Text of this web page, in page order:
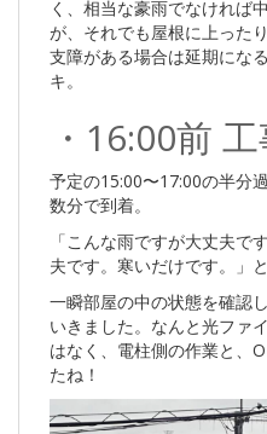
く、相当な豪雨でなければ
が、それでも屋根に上った
支障がある場合は延期にな
キ。
・16:00前
予定の15:00〜17:00の半分
数分で到着。
「こんな雨ですが大丈夫で
夫です。寒いだけです。」
一瞬部屋の中の状態を確認
いきました。なんと光ファ
はなく、電柱側の作業と、
たね！